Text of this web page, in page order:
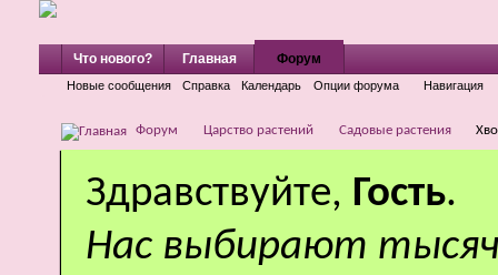
Что нового? Главная Форум
Новые сообщения Справка Календарь Опции форума Навигация
Форум Царство растений Садовые растения
Здравствуйте, Гость.
Нас выбирают